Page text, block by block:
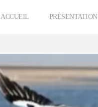
ACCUEIL PRÉSENTATION